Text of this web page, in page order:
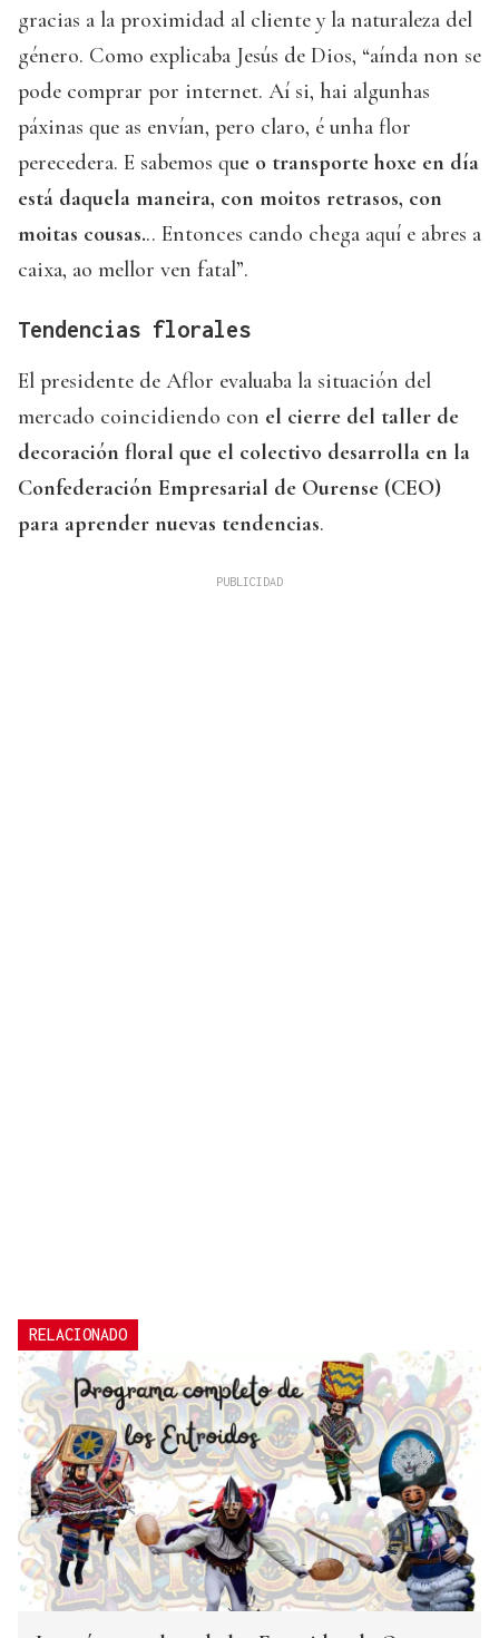
gracias a la proximidad al cliente y la naturaleza del
género. Como explicaba Jesús de Dios, “aínda non se
pode comprar por internet. Aí si, hai algunhas
páxinas que as envían, pero claro, é unha flor
perecedera. E sabemos que o transporte hoxe en día
está daquela maneira, con moitos retrasos, con
moitas cousas... Entonces cando chega aquí e abres a
caixa, ao mellor ven fatal”.
Tendencias florales
El presidente de Aflor evaluaba la situación del
mercado coincidiendo con el cierre del taller de
decoración floral que el colectivo desarrolla en la
Confederación Empresarial de Ourense (CEO)
para aprender nuevas tendencias.
RELACIONADO